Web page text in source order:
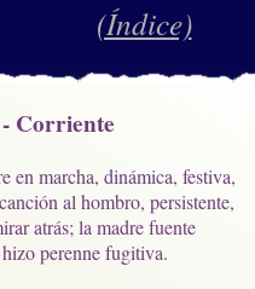
(Índice)
Corriente
en marcha, dinámica, festiva,
al hombro, persistente,
atrás; la madre fuente
perenne fugitiva.